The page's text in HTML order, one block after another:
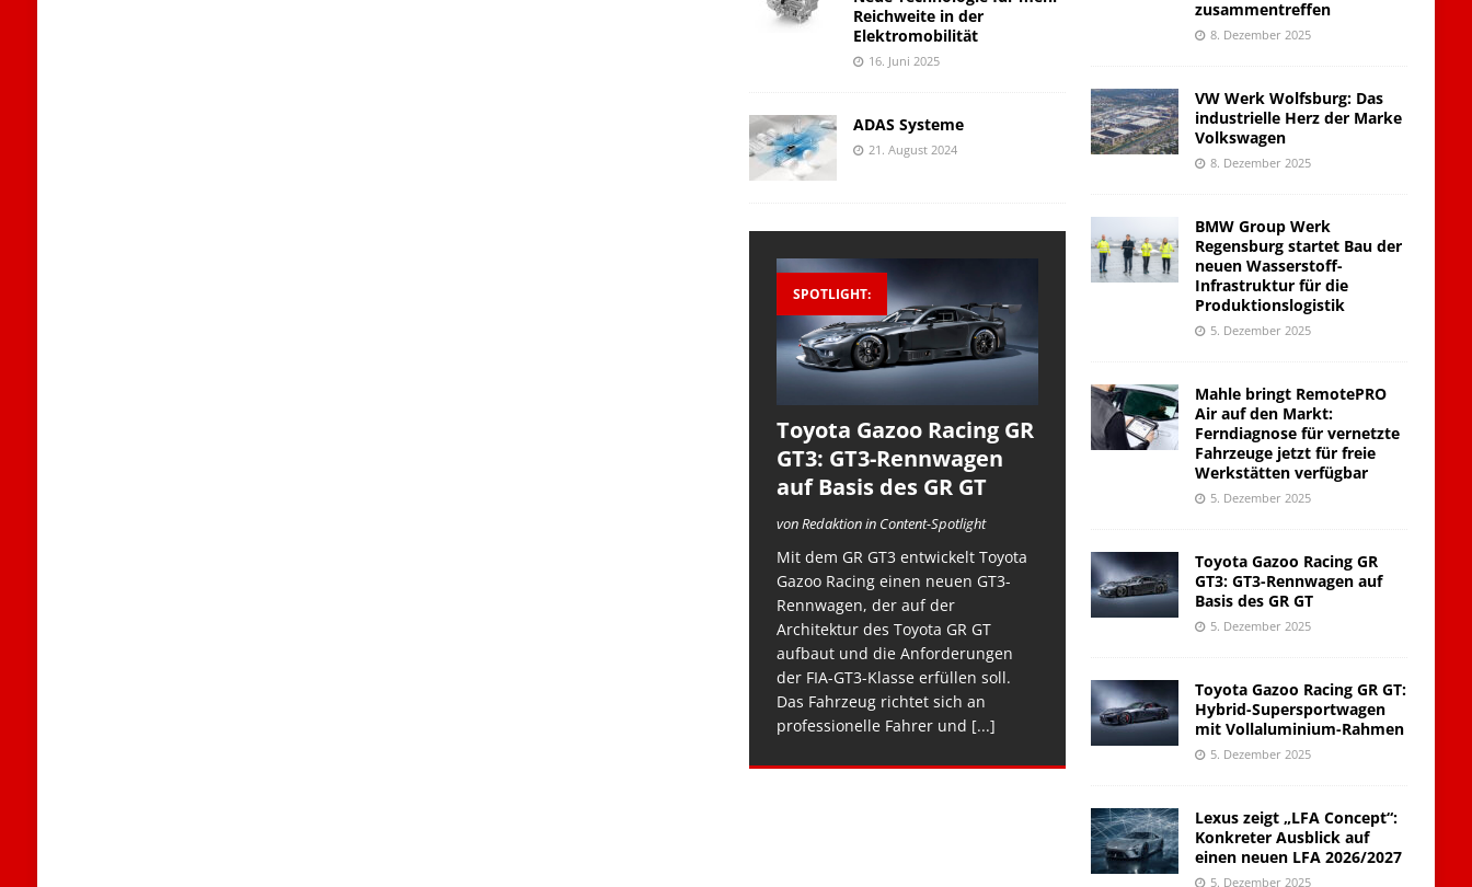
Reichweite in der
Elektromobilität
16. Juni 2025
ADAS Systeme
21. August 2024
SPOTLIGHT:
Toyota Gazoo Racing GR
GT3: GT3-Rennwagen
auf Basis des GR GT
von Redaktion in Content-Spotlight
Mit dem GR GT3 entwickelt Toyota
Gazoo Racing einen neuen GT3-
Rennwagen, der auf der
Architektur des Toyota GR GT
aufbaut und die Anforderungen
der FIA-GT3-Klasse erfüllen soll.
Das Fahrzeug richtet sich an
professionelle Fahrer und [...]
zusammentreffen
8. Dezember 2025
VW Werk Wolfsburg: Das
industrielle Herz der Marke
Volkswagen
8. Dezember 2025
BMW Group Werk
Regensburg startet Bau der
neuen Wasserstoff-
Infrastruktur für die
Produktionslogistik
5. Dezember 2025
Mahle bringt RemotePRO
Air auf den Markt:
Ferndiagnose für vernetzte
Fahrzeuge jetzt für freie
Werkstätten verfügbar
5. Dezember 2025
Toyota Gazoo Racing GR
GT3: GT3-Rennwagen auf
Basis des GR GT
5. Dezember 2025
Toyota Gazoo Racing GR GT:
Hybrid-Supersportwagen
mit Vollaluminium-Rahmen
5. Dezember 2025
Lexus zeigt „LFA Concept“:
Konkreter Ausblick auf
einen neuen LFA 2026/2027
5. Dezember 2025